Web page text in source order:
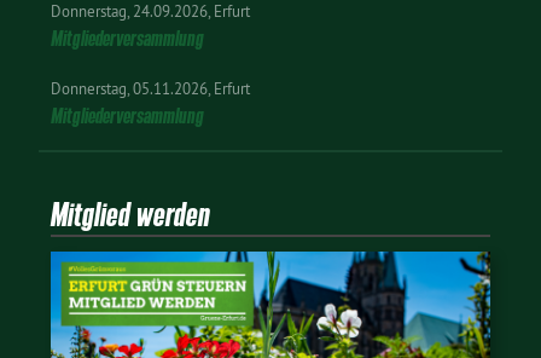
Donnerstag 24.09.2026 Erfurt
Mitgliederversammlung
Donnerstag 05.11.2026 Erfurt
Mitgliederversammlung
Mitglied werden